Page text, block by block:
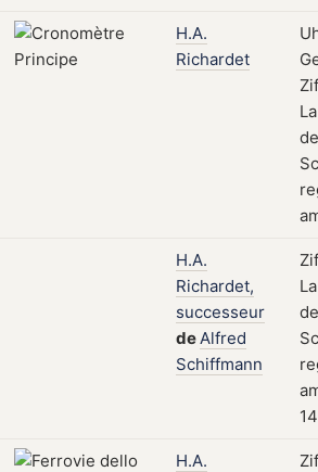
H.A.
Richardet
H.A.
Richardet,
successeur
deAlfred
Schiffmann
H.A.